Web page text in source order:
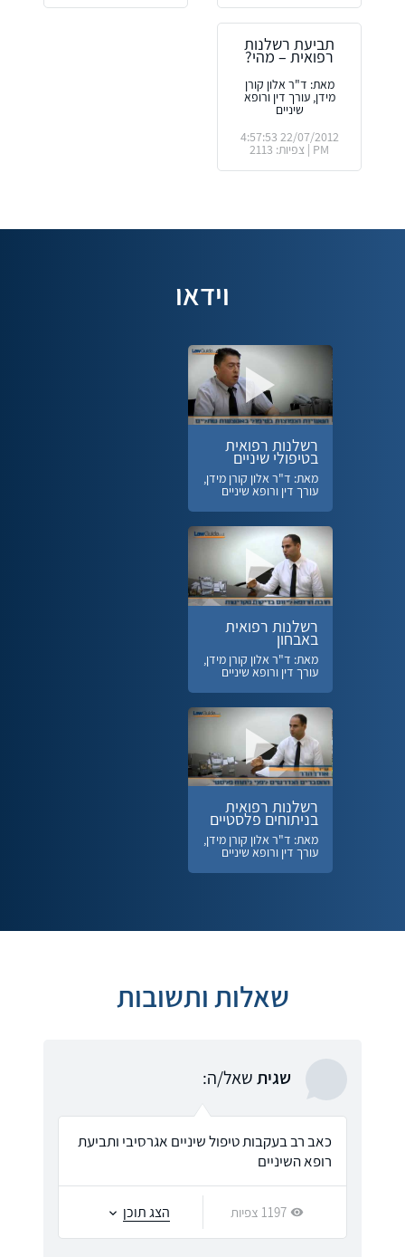
תביעת רשלנות
רפואית – מהי?
מאת: ד"ר אלון קורן
מידן, עורך דין ורופא
שיניים
22/07/2012 4:57:53
PM | צפיות: 2113
וידאו
רשלנות רפואית
בטיפולי שיניים
מאת: ד"ר אלון קורן מידן,
עורך דין ורופא שיניים
רשלנות רפואית
באבחון
מאת: ד"ר אלון קורן מידן,
עורך דין ורופא שיניים
רשלנות רפואית
בניתוחים פלסטיים
מאת: ד"ר אלון קורן מידן,
עורך דין ורופא שיניים
שאלות ותשובות
שגיתשאל/ה:
כאב רב בעקבות טיפול שיניים אגרסיבי ותביעת
רופא השיניים
1197 צפיות הצג תוכן